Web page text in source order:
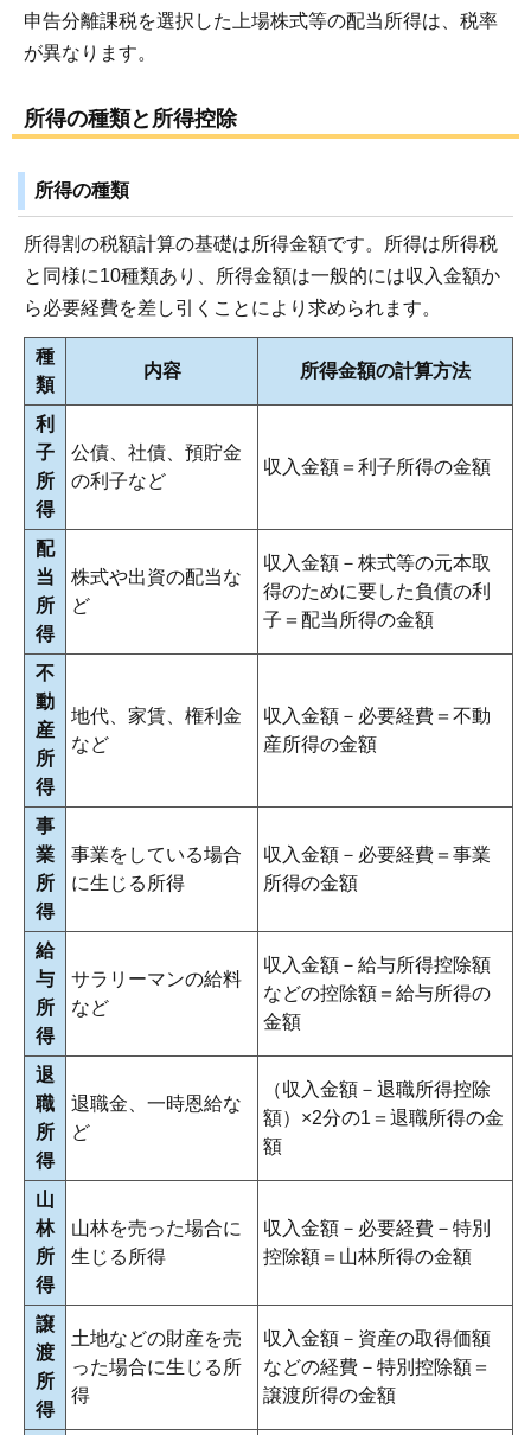
申告分離課税を選択した上場株式等の配当所得は、税率
が異なります。
所得の種類と所得控除
所得の種類
所得割の税額計算の基礎は所得金額です。所得は所得税
と同様に10種類あり、所得金額は一般的には収入金額か
ら必要経費を差し引くことにより求められます。
種
類
内容 所得金額の計算方法
利
子
所
得
公債、社債、預貯金
の利子など
収入金額＝利子所得の金額
配
当
所
得
株式や出資の配当な
ど
収入金額－株式等の元本取
得のために要した負債の利
子＝配当所得の金額
不
動
産
所
得
地代、家賃、権利金
など
収入金額－必要経費＝不動
産所得の金額
事
業
所
得
事業をしている場合
に生じる所得
収入金額－必要経費＝事業
所得の金額
給
与
所
得
サラリーマンの給料
など
収入金額－給与所得控除額
などの控除額＝給与所得の
金額
退
職
所
得
退職金、一時恩給な
ど
（収入金額－退職所得控除
額）×2分の1＝退職所得の金
額
山
林
所
得
山林を売った場合に
生じる所得
収入金額－必要経費－特別
控除額＝山林所得の金額
譲
渡
所
得
土地などの財産を売
った場合に生じる所
得
収入金額－資産の取得価額
などの経費－特別控除額＝
譲渡所得の金額